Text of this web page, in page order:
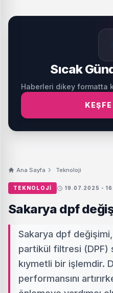
Sıcak
Haberleri dikey formatta
Ana Sayfa Teknoloji
TEKNOLOJI 19.07.2025 -
Sakarya dpf
Sakarya dpf
partikül filtresi (DPF)
kıymetli bir işlemdir.
performansını